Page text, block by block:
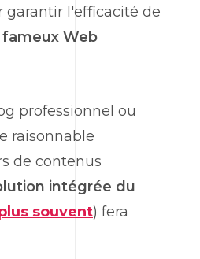
garantir l'efficacité de
fameux Web
professionnel ou
raisonnable
de contenus
intégrée du
souvent) fera